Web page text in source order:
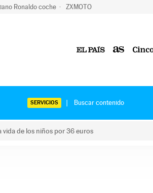
Ronaldo coche ZXMOTO
SERVICIOS
vida de los niños por 36 euros